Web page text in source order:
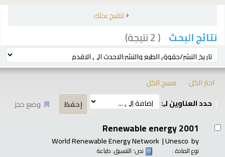
تنقيح بحثك
نتائج البحث ( 2 نتيجة)
ترتيب بواسطة:
اختر الكل
مسح الكل
حدد العناوين لـِ:
وضع حجز
Renewable energy 2001
by
Unesco
World Renewable Energy Network
نوع المادة : نص؛ التنسيق: طباعة